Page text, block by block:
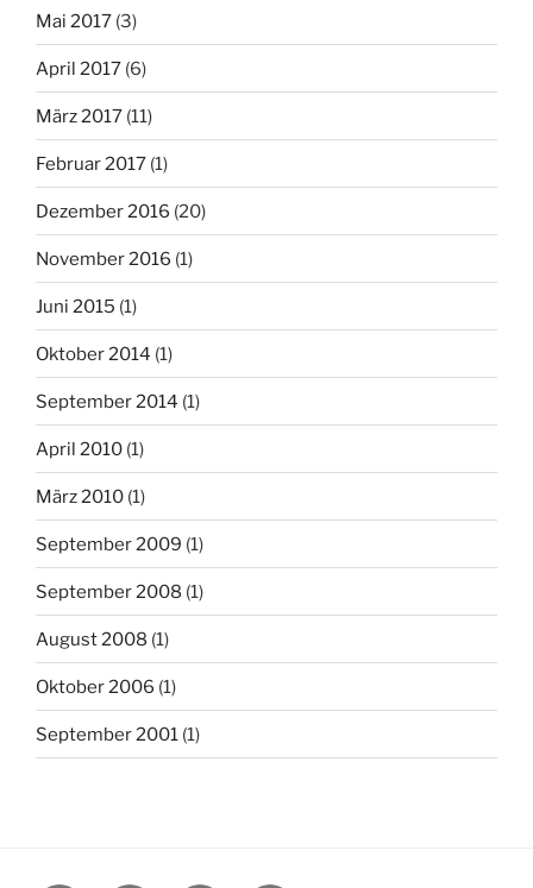
Mai 2017 (3)
April 2017 (6)
März 2017 (11)
Februar 2017 (1)
Dezember 2016 (20)
November 2016 (1)
Juni 2015 (1)
Oktober 2014 (1)
September 2014 (1)
April 2010 (1)
März 2010 (1)
September 2009 (1)
September 2008 (1)
August 2008 (1)
Oktober 2006 (1)
September 2001 (1)